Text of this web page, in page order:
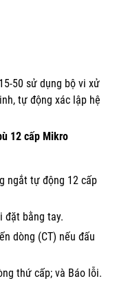
50 sử dụng bộ vi xử
tự động xác lập hệ
12 cấp Mikro
ngắt tự động 12 cấp
đặt bằng tay.
dòng (CT) nếu đấu
thứ cấp; và Báo lỗi.